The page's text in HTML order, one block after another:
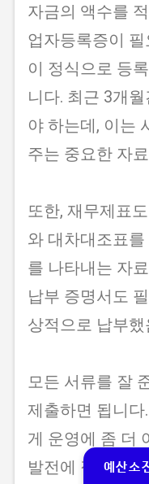
자금의 액수를
업자등록증이
이 정식으로 등
니다. 최근 3개
야 하는데, 이는
주는 중요한 자
또한, 재무제표
와 대차대조표
를 나타내는 자
납부 증명서도
상적으로 납부
모든 서류를 잘
제출하면 됩니
게 운영에 좀 더
발전에 집중할
예산소